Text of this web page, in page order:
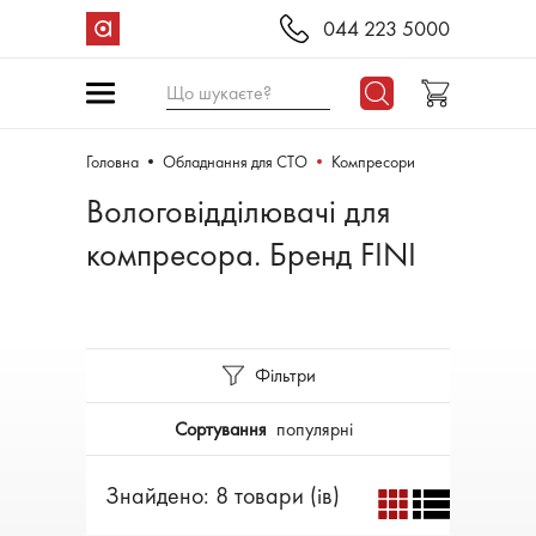
044 223 5000
Що шукаєте?
Головна Обладнання для СТО Компресори
Вологовідділювачі для
компресора. Бренд FINI
Фільтри
Сортування популярні
Знайдено: 8 товари (ів)